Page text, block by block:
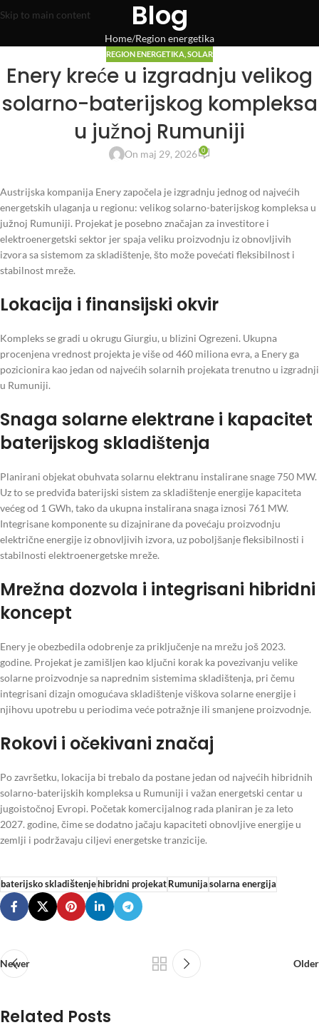
Skip to main content Blog
Home Region energetika
REGION ENERGETIKA SOLAR
Enery kreće u izgradnju velikog
solarno-baterijskog kompleksa
u južnoj Rumuniji
On maj 29, 2026 0
Austrijska kompanija Enery započela je izgradnju jednog od najvećih
energetskih ulaganja u regionu: velikog solarno-baterijskog kompleksa u
južnoj Rumuniji. Projekat je posebno značajan za investitore i
elektroenergetski sektor jer spaja veliku proizvodnju iz obnovljivih
izvora sa sistemom za skladištenje, što može povećati fleksibilnost i
stabilnost mreže.
Lokacija i finansijski okvir
Kompleks se gradi u okrugu Giurgiu, u blizini Ogrezeni. Ukupna
procenjena vrednost projekta je više od 460 miliona evra, a Enery ga
pozicionira kao jedan od najvećih solarnih projekata trenutno u izgradnji
u Rumuniji.
Snaga solarne elektrane i kapacitet
baterijskog skladištenja
Planirani objekat obuhvata solarnu elektranu instalirane snage 750 MW.
Uz to se predviđa baterijski sistem za skladištenje energije kapaciteta
većeg od 1 GWh, tako da ukupna instalirana snaga iznosi 761 MW.
Integrisane komponente su dizajnirane da povećaju proizvodnju
električne energije iz obnovljivih izvora, uz poboljšanje fleksibilnosti i
stabilnosti elektroenergetske mreže.
Mrežna dozvola i integrisani hibridni
koncept
Enery je obezbedila odobrenje za priključenje na mrežu još 2023.
godine. Projekat je zamišljen kao ključni korak ka povezivanju velike
solarne proizvodnje sa naprednim sistemima skladištenja, pri čemu
integrisani dizajn omogućava skladištenje viškova solarne energije i
njihovu upotrebu u periodima veće potražnje ili smanjene proizvodnje.
Rokovi i očekivani značaj
Po završetku, lokacija bi trebalo da postane jedan od najvećih hibridnih
solarno-baterijskih kompleksa u Rumuniji i važan energetski centar u
jugoistočnoj Evropi. Početak komercijalnog rada planiran je za leto
2027. godine, čime se dodatno jačaju kapaciteti obnovljive energije u
zemlji i podržavaju ciljevi energetske tranzicije.
baterijsko skladištenjehibridni projekatRumunija solarna energija
Newer Older
Related Posts